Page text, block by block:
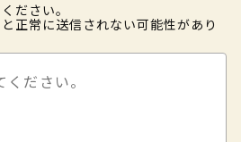
ださい。
正常に送信されない可能性があり